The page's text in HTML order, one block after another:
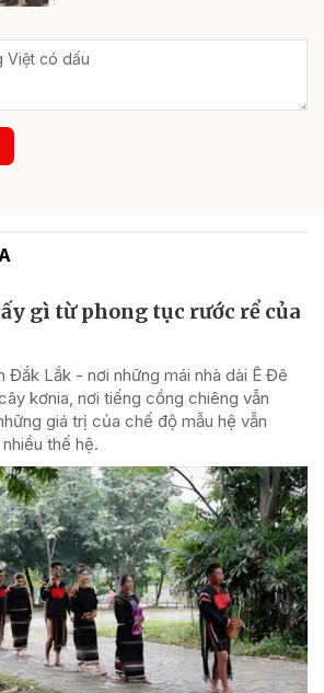
gì từ phong tục rước rể của
Đắk Lắk - nơi những mái nhà dài Ê Đê
kơnia, nơi tiếng cồng chiêng vẫn
giá trị của chế độ mẫu hệ vẫn
thế hệ.